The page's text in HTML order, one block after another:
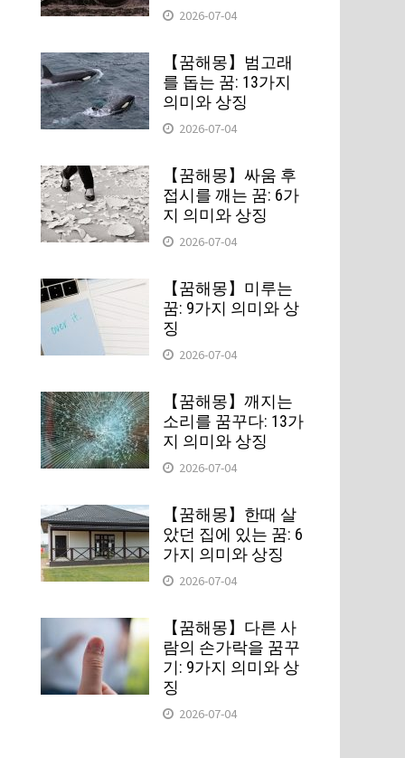
2026-07-04
【꿈해몽】범고래
를 돕는 꿈: 13가지
의미와 상징
2026-07-04
【꿈해몽】싸움 후
접시를 깨는 꿈: 6가
지 의미와 상징
2026-07-04
【꿈해몽】미루는
꿈: 9가지 의미와 상
징
2026-07-04
【꿈해몽】깨지는
소리를 꿈꾸다: 13가
지 의미와 상징
2026-07-04
【꿈해몽】한때 살
았던 집에 있는 꿈: 6
가지 의미와 상징
2026-07-04
【꿈해몽】다른 사
람의 손가락을 꿈꾸
기: 9가지 의미와 상
징
2026-07-04